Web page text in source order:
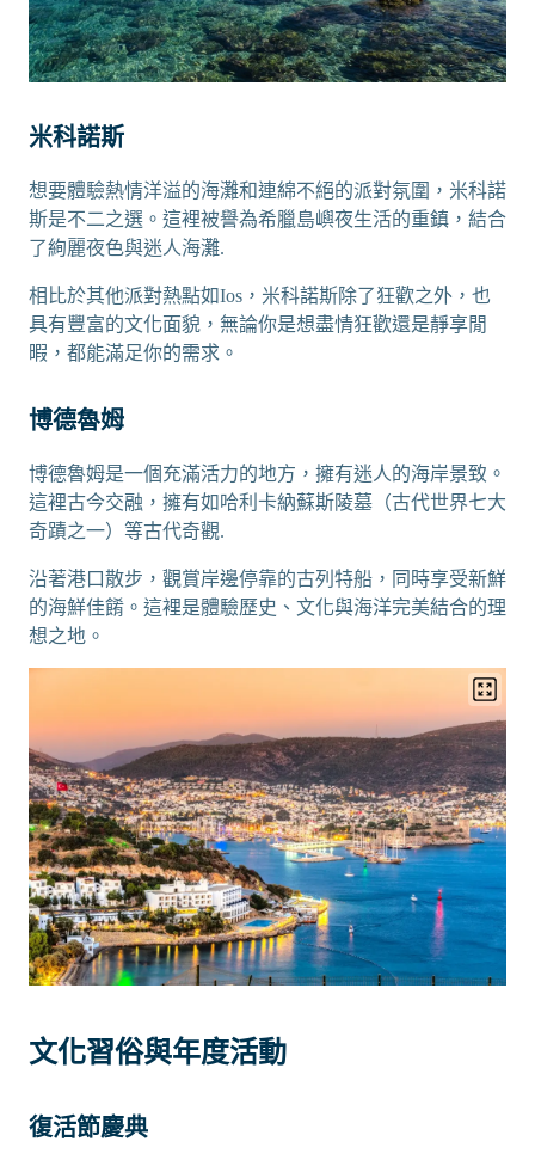
米科諾斯
想要體驗熱情洋溢的海灘和連綿不絕的派對氛圍，米科諾
斯是不二之選。這裡被譽為希臘島嶼夜生活的重鎮，結合
了絢麗夜色與迷人海灘.
相比於其他派對熱點如Ios，米科諾斯除了狂歡之外，也
具有豐富的文化面貌，無論你是想盡情狂歡還是靜享閒
暇，都能滿足你的需求。
博德魯姆
博德魯姆是一個充滿活力的地方，擁有迷人的海岸景致。
這裡古今交融，擁有如哈利卡納蘇斯陵墓（古代世界七大
奇蹟之一）等古代奇觀.
沿著港口散步，觀賞岸邊停靠的古列特船，同時享受新鮮
的海鮮佳餚。這裡是體驗歷史、文化與海洋完美結合的理
想之地。
文化習俗與年度活動
復活節慶典